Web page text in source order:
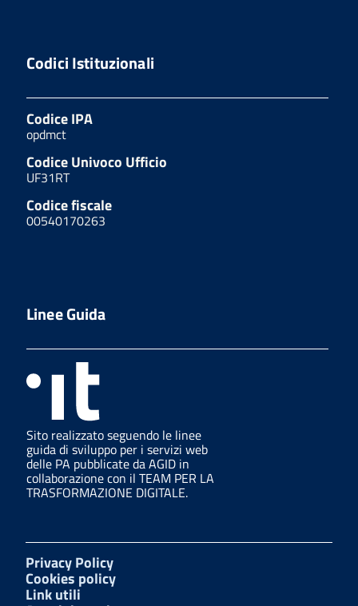
Codici Istituzionali
Codice IPA
opdmct
Codice Univoco Ufficio
UF31RT
Codice fiscale
00540170263
Linee Guida
Sito realizzato seguendo le linee
guida di sviluppo per i servizi web
delle PA pubblicate da AGID in
collaborazione con il TEAM PER LA
TRASFORMAZIONE DIGITALE.
Privacy Policy
Cookies policy
Link utili